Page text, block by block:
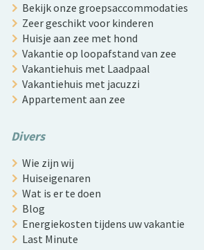
Bekijk onze groepsaccommodaties
Zeer geschikt voor kinderen
Huisje aan zee met hond
Vakantie op loopafstand van zee
Vakantiehuis met Laadpaal
Vakantiehuis met jacuzzi
Appartement aan zee
Divers
Wie zijn wij
Huiseigenaren
Wat is er te doen
Blog
Energiekosten tijdens uw vakantie
Last Minute